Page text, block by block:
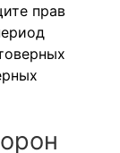
прав